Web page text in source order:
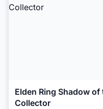
Elden Ring Shadow
Collector